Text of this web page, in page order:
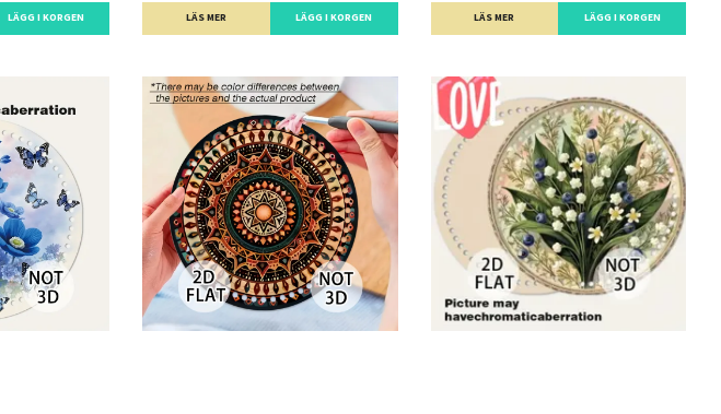
LÄGG I KORGEN LÄS MER LÄGG I KORGEN LÄS MER LÄGG I KORGEN